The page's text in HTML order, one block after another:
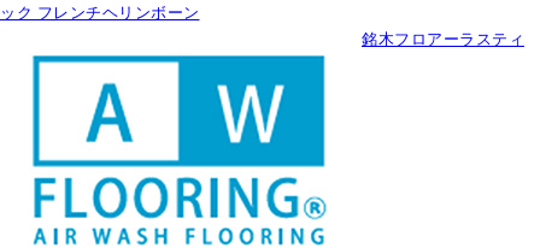
ック フレンチヘリンボーン
銘木フロアーラスティ